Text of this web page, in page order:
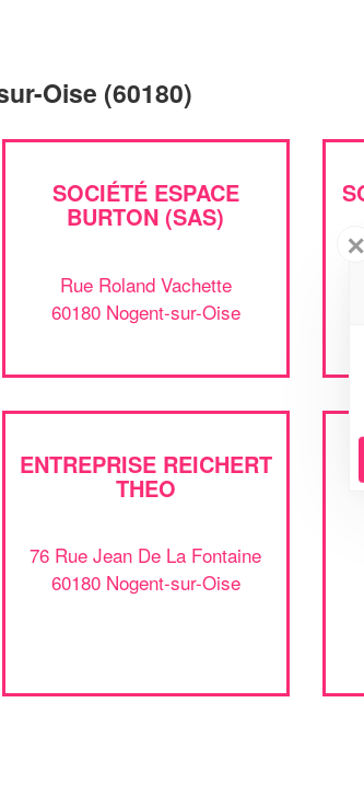
Oise (60180)
SOCIÉTÉ ESPACE
BURTON (SAS)
Rue Roland Vachette
60180 Nogent-sur-Oise
ENTREPRISE REICHERT
THEO
76 Rue Jean De La Fontaine
60180 Nogent-sur-Oise
✕